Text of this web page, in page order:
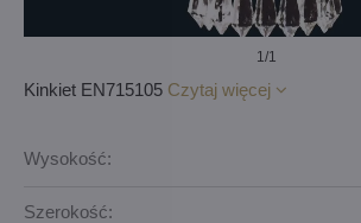
1/1
Kinkiet EN715105 Czytaj więcej
Wysokość:
Szerokość: